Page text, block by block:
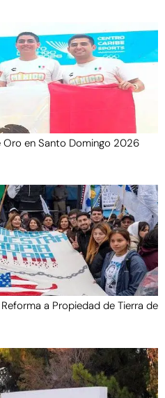
Oro en Santo Domingo 2026
a Propiedad de Tierra de